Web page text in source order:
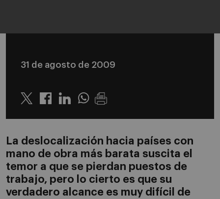
31 de agosto de 2009
Twitter LinkedinWhatsapp
La deslocalización hacia países con
mano de obra más barata suscita el
temor a que se pierdan puestos de
trabajo, pero lo cierto es que su
verdadero alcance es muy difícil de